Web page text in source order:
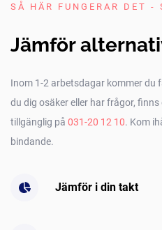
SÅ HÄR FUNGERAR DET -
Jämför
Inom 1-2 arbetsdagar kommer du
du dig osäker eller har frågor,
tillgänglig på 031-20 12 10. Kom
bindande.
Jämför i din takt